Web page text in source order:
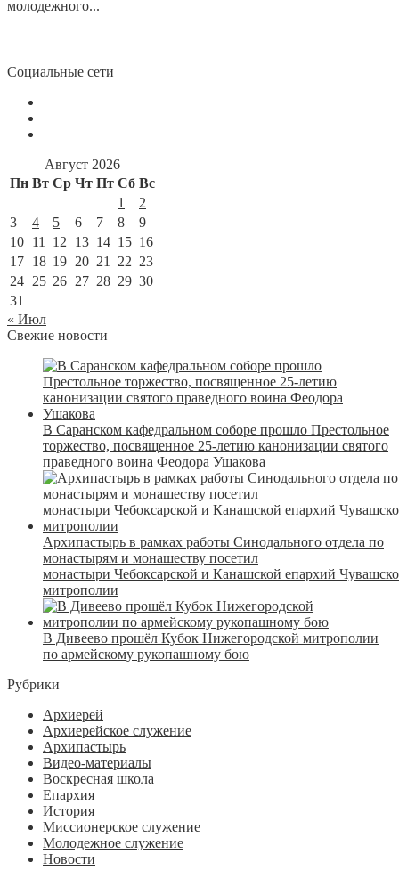
молодежного...
Социальные сети
Август 2026
Пн Вт Ср Чт Пт Сб Вс
1
2
3
4 5 6 7 8
9
10 11 12 13 14 15 16
17 18 19 20 21 22 23
24 25 26 27 28 29 30
31
« Июл
Свежие новости
В Саранском кафедральном соборе прошло Престольное
торжество, посвященное 25-летию канонизации святого
праведного воина Феодора Ушакова
Архипастырь в рамках работы Синодального отдела по
монастырям и монашеству посетил
монастыри Чебоксарской и Канашской епархий
митрополии
В Дивеево прошёл Кубок Нижегородской митрополии
по армейскому рукопашному бою
Рубрики
Архиерей
Архиерейское служение
Архипастырь
Видео-материалы
Воскресная школа
Епархия
История
Миссионерское служение
Молодежное служение
Новости